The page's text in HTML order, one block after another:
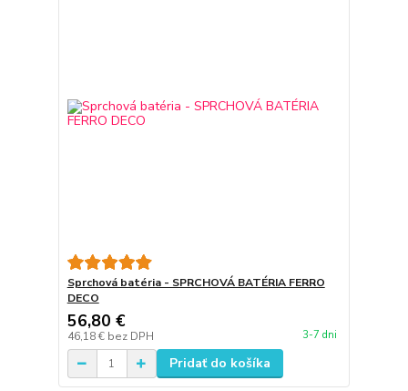
Sprchová batéria - SPRCHOVÁ BATÉRIA FERRO
DECO
56,80 €
46,18 € bez DPH 3-7 dni
Pridať do košíka